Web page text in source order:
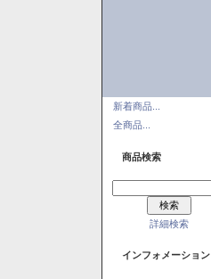
新着商品...
全商品...
商品検索
詳細検索
インフォメーション